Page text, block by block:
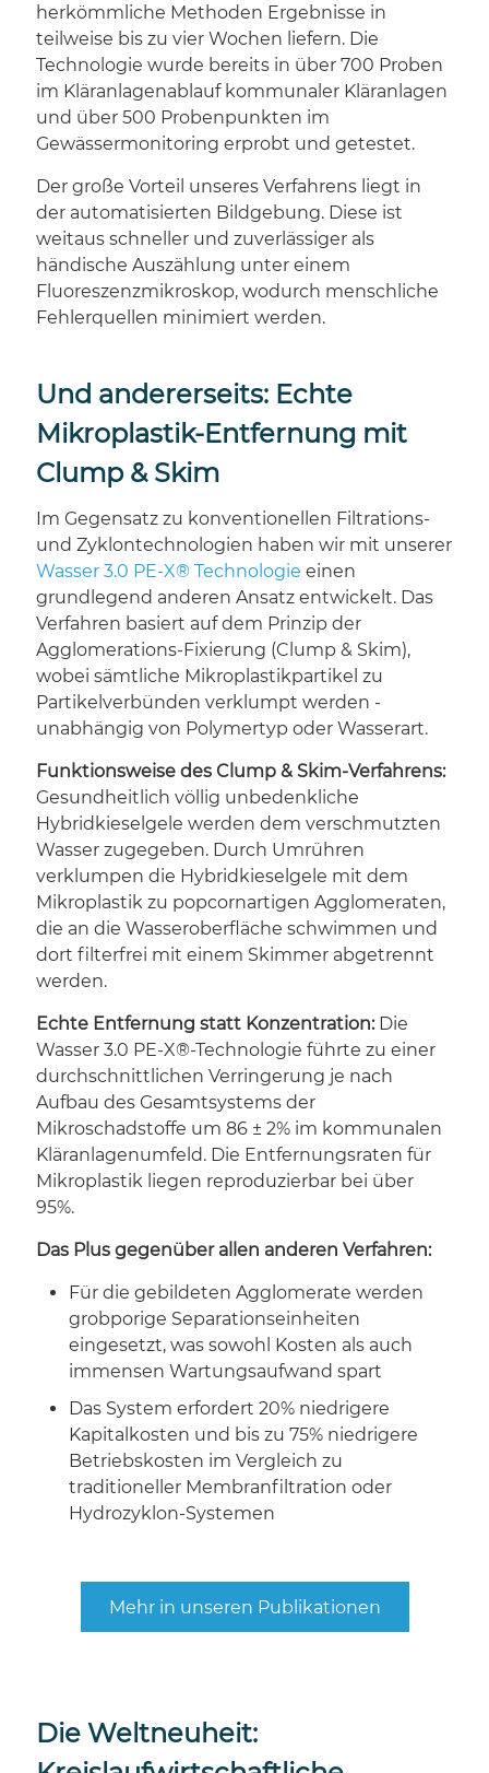
herkömmliche Methoden Ergebnisse in
teilweise bis zu vier Wochen liefern. Die
Technologie wurde bereits in über 700 Proben
im Kläranlagenablauf kommunaler Kläranlagen
und über 500 Probenpunkten im
Gewässermonitoring erprobt und getestet.
Der große Vorteil unseres Verfahrens liegt in
der automatisierten Bildgebung. Diese ist
weitaus schneller und zuverlässiger als
händische Auszählung unter einem
Fluoreszenzmikroskop, wodurch menschliche
Fehlerquellen minimiert werden.
Und andererseits: Echte
Mikroplastik-Entfernung mit
Clump & Skim
Im Gegensatz zu konventionellen Filtrations-
und Zyklontechnologien haben wir mit unserer
Wasser 3.0 PE-X® Technologie einen
grundlegend anderen Ansatz entwickelt. Das
Verfahren basiert auf dem Prinzip der
Agglomerations-Fixierung (Clump & Skim),
wobei sämtliche Mikroplastikpartikel zu
Partikelverbünden verklumpt werden -
unabhängig von Polymertyp oder Wasserart.
Funktionsweise des Clump & Skim-Verfahrens:
Gesundheitlich völlig unbedenkliche
Hybridkieselgele werden dem verschmutzten
Wasser zugegeben. Durch Umrühren
verklumpen die Hybridkieselgele mit dem
Mikroplastik zu popcornartigen Agglomeraten,
die an die Wasseroberfläche schwimmen und
dort filterfrei mit einem Skimmer abgetrennt
werden.
Echte Entfernung statt Konzentration: Die
Wasser 3.0 PE-X®-Technologie führte zu einer
durchschnittlichen Verringerung je nach
Aufbau des Gesamtsystems der
Mikroschadstoffe um 86 ± 2% im kommunalen
Kläranlagenumfeld. Die Entfernungsraten für
Mikroplastik liegen reproduzierbar bei über
95%.
Das Plus gegenüber allen anderen Verfahren:
Für die gebildeten Agglomerate werden
grobporige Separationseinheiten
eingesetzt, was sowohl Kosten als auch
immensen Wartungsaufwand spart
Das System erfordert 20% niedrigere
Kapitalkosten und bis zu 75% niedrigere
Betriebskosten im Vergleich zu
traditioneller Membranfiltration oder
Hydrozyklon-Systemen
Mehr in unseren Publikationen
Die Weltneuheit: